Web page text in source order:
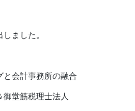
ました。
会計事務所の融合
堂筋税理士法人